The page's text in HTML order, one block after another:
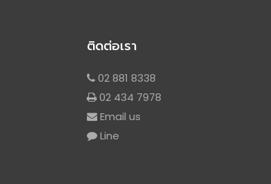
ติดต่อเรา
02 881 8338
02 434 7978
Email us
Line